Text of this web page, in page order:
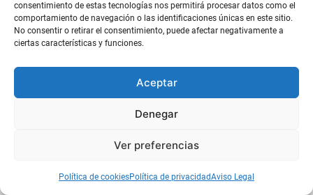
consentimiento de estas tecnologías nos permitirá procesar datos como el
comportamiento de navegación o las identificaciones únicas en este sitio.
No consentir o retirar el consentimiento, puede afectar negativamente a
ciertas características y funciones.
Aceptar
Denegar
Ver preferencias
Política de cookiesPolítica de privacidadAviso Legal
Web útiles
Retrocomparador
Museo de los videojuegos
Price Charting